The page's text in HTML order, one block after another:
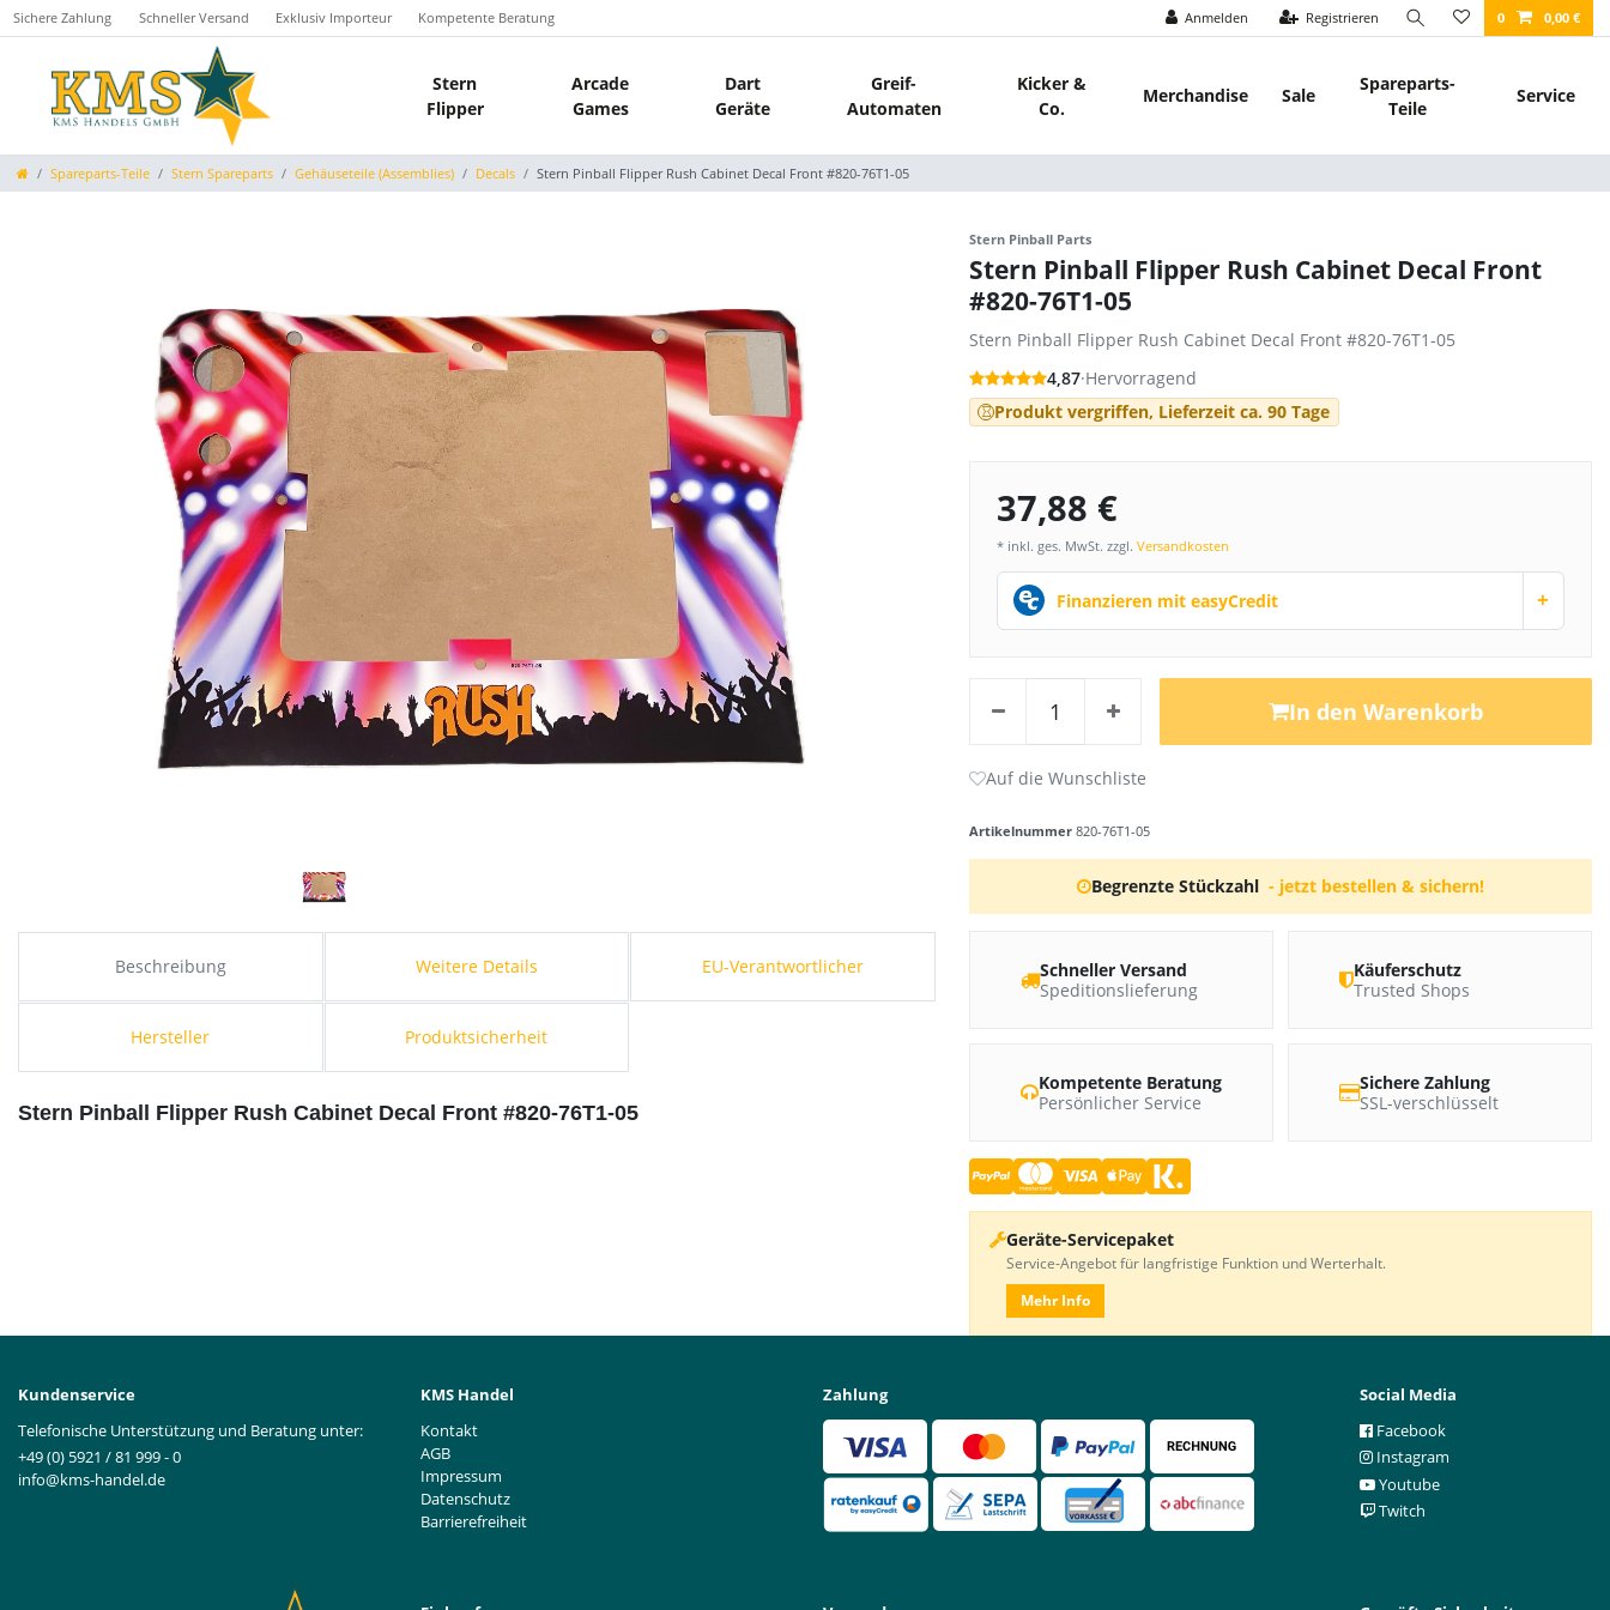
Sichere Zahlung Schneller Versand Exklusiv Importeur Kompetente Beratung Anmelden Registrieren 0 0,00 €
Stern
Flipper
Arcade
Games
Dart
Geräte
Greif-
Automaten
Kicker &
Co.
Merchandise Sale
Spareparts-
Teile
Service
Spareparts-Teile Stern Spareparts Gehäuseteile (Assemblies) Decals Stern Pinball Flipper Rush Cabinet Decal Front #820-76T1-05
Beschreibung Weitere Details EU-Verantwortlicher
Hersteller Produktsicherheit
Stern Pinball Flipper Rush Cabinet Decal Front #820-76T1-05
Stern Pinball Parts
Stern Pinball Flipper Rush Cabinet Decal Front
#820-76T1-05
Stern Pinball Flipper Rush Cabinet Decal Front #820-76T1-05
4,87·Hervorragend
Produkt vergriffen, Lieferzeit ca. 90 Tage
37,88 €
* inkl. ges. MwSt. zzgl.Versandkosten
Finanzieren mit easyCredit +
In den Warenkorb
Artikelnummer 820-76T1-05
Begrenzte Stückzahl - jetzt bestellen & sichern!
Schneller Versand
Speditionslieferung
Käuferschutz
Trusted Shops
Kompetente Beratung
Persönlicher Service
Sichere Zahlung
SSL-verschlüsselt
Geräte-Servicepaket
Service-Angebot für langfristige Funktion und Werterhalt.
Mehr Info
Kundenservice
Telefonische Unterstützung und Beratung unter:
+49 (0) 5921 / 81 999 - 0
info@kms-handel.de
KMS Handel
Kontakt
AGB
Impressum
Datenschutz
Barrierefreiheit
Zahlung
Social Media
Facebook
Instagram
Youtube
Twitch